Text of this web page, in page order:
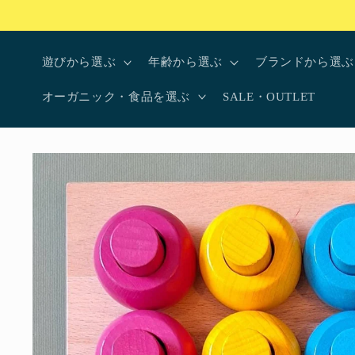
進む
遊びから選ぶ 年齢から選ぶ ブランドから選ぶ
オーガニック・食品を選ぶ SALE・OUTLET
商品情
キップ